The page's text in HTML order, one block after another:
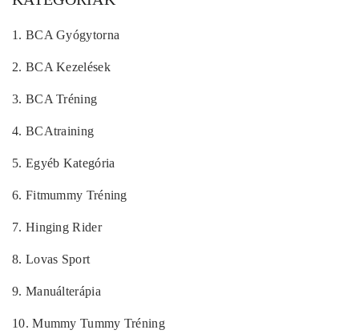
1. BCA Gyógytorna
2. BCA Kezelések
3. BCA Tréning
4. BCAtraining
5. Egyéb Kategória
6. Fitmummy Tréning
7. Hinging Rider
8. Lovas Sport
9. Manuálterápia
10.Mummy Tummy Tréning